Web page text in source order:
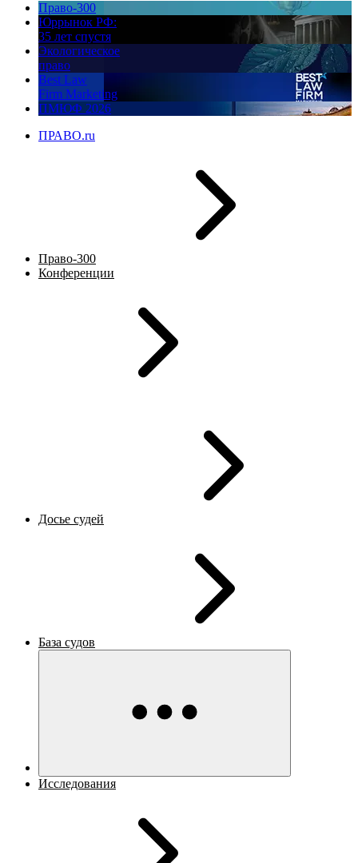
Право-300
Юррынок РФ:
35 лет спустя
Экологическое
право
Best Law
Firm Marketing
ПМЮФ 2026
ПРАВО.ru
Право-300
Конференции
Досье судей
База судов
Исследования